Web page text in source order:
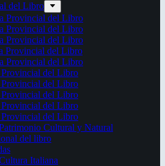
del Libro
Provincial del Libro
Provincial del Libro
Provincial del Libro
Provincial del Libro
Provincial del Libro
Provincial del Libro
Provincial del Libro
Provincial del Libro
Provincial del Libro
Provincial del Libro
Cultural y Natural
del libro
Italiana